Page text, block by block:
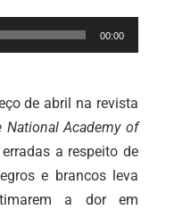
00:00
de abril na revista
National Academy of
a respeito de
e brancos leva
a dor em